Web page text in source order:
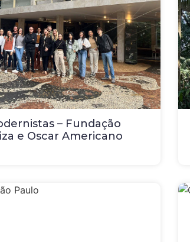
– Fundação
e Oscar Americano